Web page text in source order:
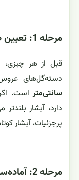
مرحله 1: تعیین طول و فرم آبشار
قبل از هر
دسته‌گل‌های
سانتی‌متراست. اگر
دارد، آبشار
پرجزئیات، آبشار
مرحله 2: آماده‌سازی پایه و ایجاد اسکلت آبشار